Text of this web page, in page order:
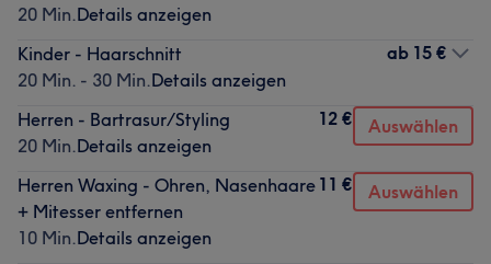
20 Min.Details anzeigen
Kinder - Haarschnitt
20 Min. - 30 Min.Details anzeigen
ab 15 €
Herren - Bartrasur/Styling
20 Min.Details anzeigen
12 € Auswählen
Herren Waxing - Ohren, Nasenhaare
+ Mitesser entfernen
10 Min.Details anzeigen
11 € Auswählen